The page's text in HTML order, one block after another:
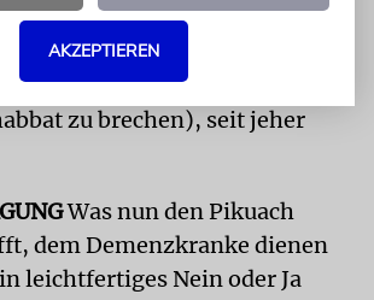
Entscheidungen, die
(Lebensrettung) dienen,
Toragebote verletzten (wie
zu brechen), seit jeher
Was nun den Pikuach
dem Demenzkranke dienen
leichtfertiges Nein oder Ja
AKZEPTIEREN